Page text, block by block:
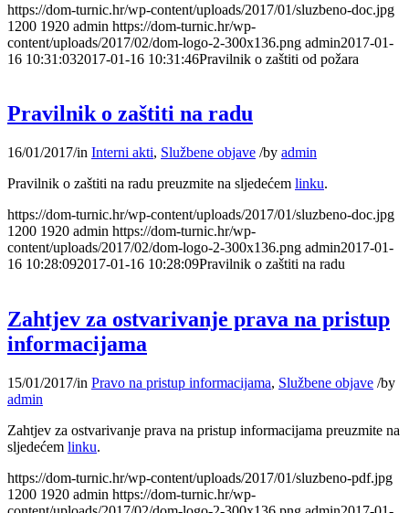
https://dom-turnic.hr/wp-content/uploads/2017/01/sluzbeno-doc.jpg
1200 1920 admin https://dom-turnic.hr/wp-
content/uploads/2017/02/dom-logo-2-300x136.png admin2017-01-
16 10:31:032017-01-16 10:31:46Pravilnik o zaštiti od požara
Pravilnik o zaštiti na radu
16/01/2017/in Interni akti, Službene objave /by admin
Pravilnik o zaštiti na radu preuzmite na sljedećem linku.
https://dom-turnic.hr/wp-content/uploads/2017/01/sluzbeno-doc.jpg
1200 1920 admin https://dom-turnic.hr/wp-
content/uploads/2017/02/dom-logo-2-300x136.png admin2017-01-
16 10:28:092017-01-16 10:28:09Pravilnik o zaštiti na radu
Zahtjev za ostvarivanje prava na pristup
informacijama
15/01/2017/in Pravo na pristup informacijama, Službene objave /by
admin
Zahtjev za ostvarivanje prava na pristup informacijama preuzmite na
sljedećem linku.
https://dom-turnic.hr/wp-content/uploads/2017/01/sluzbeno-pdf.jpg
1200 1920 admin https://dom-turnic.hr/wp-